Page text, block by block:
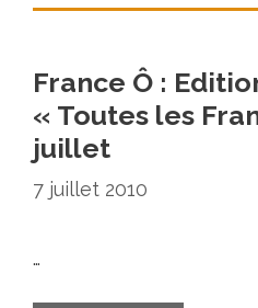
France Ô :
« Toutes les
juillet
7 juillet 2010
…